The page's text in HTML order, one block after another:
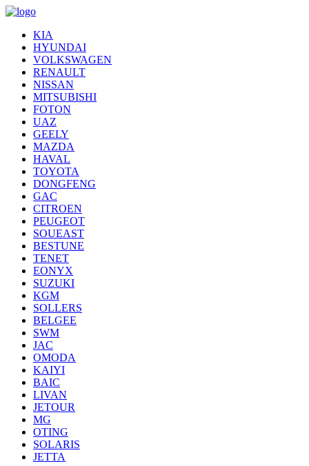
KIA
HYUNDAI
VOLKSWAGEN
RENAULT
NISSAN
MITSUBISHI
FOTON
UAZ
GEELY
MAZDA
HAVAL
TOYOTA
DONGFENG
GAC
CITROEN
PEUGEOT
SOUEAST
BESTUNE
TENET
EONYX
SUZUKI
KGM
SOLLERS
BELGEE
SWM
JAC
OMODA
KAIYI
BAIC
LIVAN
JETOUR
MG
OTING
SOLARIS
JETTA